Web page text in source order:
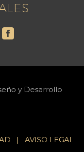
y Desarrollo
| AVISO LEGAL